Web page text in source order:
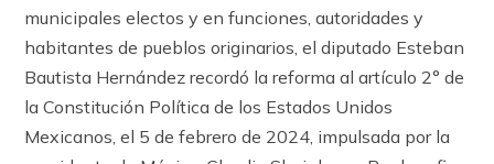
municipales electos y en funciones, autoridades y
habitantes de pueblos originarios, el diputado Esteban
Bautista Hernández recordó la reforma al artículo 2° de
la Constitución Política de los Estados Unidos
Mexicanos, el 5 de febrero de 2024, impulsada por la